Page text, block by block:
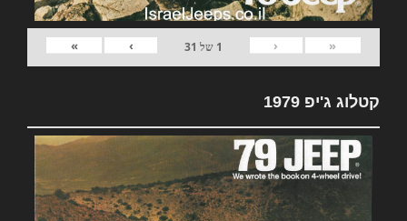
«
‹
1 של 31
›
»
קטלוג ג'יפ 1979